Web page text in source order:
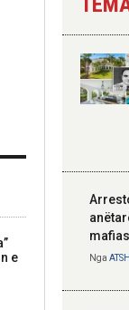
e
Nga ATSH